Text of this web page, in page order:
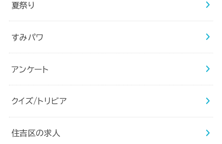
夏祭り
すみパワ
アンケート
クイズ/トリビア
住吉区の求人